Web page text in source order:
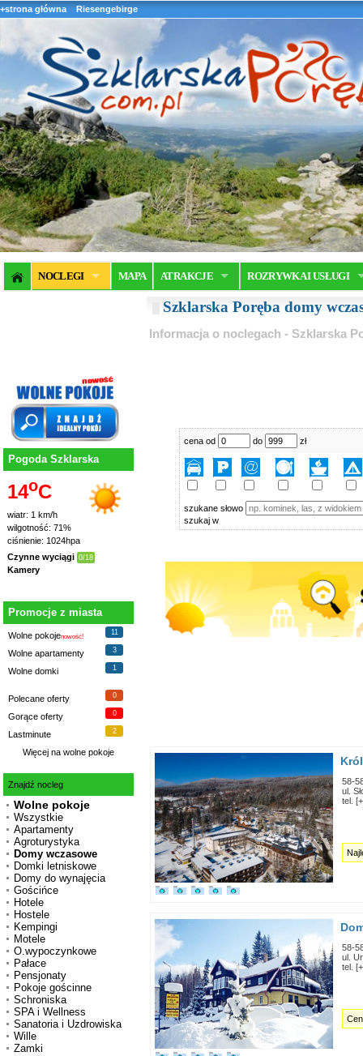
+strona główna Riesengebirge
NOCLEGI MAPA ATRAKCJE ROZRYWKA I USŁUGI
Pogoda Szklarska
14oC
wiatr: 1 km/h
wilgotność: 71%
ciśnienie: 1024hpa
Czynne wyciągi 0/18
Kamery
Promocje z miasta
Wolne pokojenowość!
11
Wolne apartamenty 3
Wolne domki 1
Polecane oferty 0
Gorące oferty 0
Lastminute 2
Więcej na wolne pokoje
Znajdź nocleg
Wolne pokoje
Wszystkie
Apartamenty
Agroturystyka
Domy wczasowe
Domki letniskowe
Domy do wynajęcia
Gościńce
Hotele
Hostele
Kempingi
Motele
O.wypoczynkowe
Pałace
Pensjonaty
Pokoje gościnne
Schroniska
SPA i Wellness
Sanatoria i Uzdrowiska
Wille
Zamki
Szklarska Poręba domy
Informacja o noclegach - Szklarska
cena od do zł
szukane słowo
szukaj w
58-
ul.
tel.
58-
ul.
tel.